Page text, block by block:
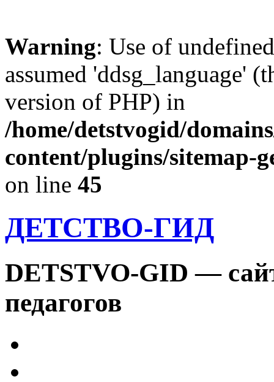
Warning: Use of
assumed 'ddsg_language'
version of PHP) in
/home/detstvogid/
content/plugins/sitemap-
on line 45
ДЕТСТВО-ГИД
DETSTVO-GID —
педагогов